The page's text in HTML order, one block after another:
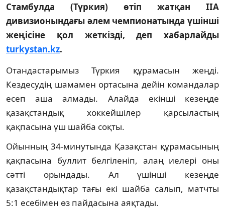
Стамбулда (Түркия) өтіп жатқан IIA
дивизионындағы әлем чемпионатында үшінші
жеңісіне қол жеткізді, деп хабарлайды
turkystan.kz.
Отандастарымыз Түркия құрамасын жеңді.
Кездесудің шамамен ортасына дейін командалар
есеп аша алмады. Алайда екінші кезеңде
қазақстандық хоккейшілер қарсыластың
қақпасына үш шайба соқты.
Ойынның 34-минутында Қазақстан құрамасының
қақпасына буллит белгіленіп, алаң иелері оны
сәтті орындады. Ал үшінші кезеңде
қазақстандықтар тағы екі шайба салып, матчты
5:1 есебімен өз пайдасына аяқтады.